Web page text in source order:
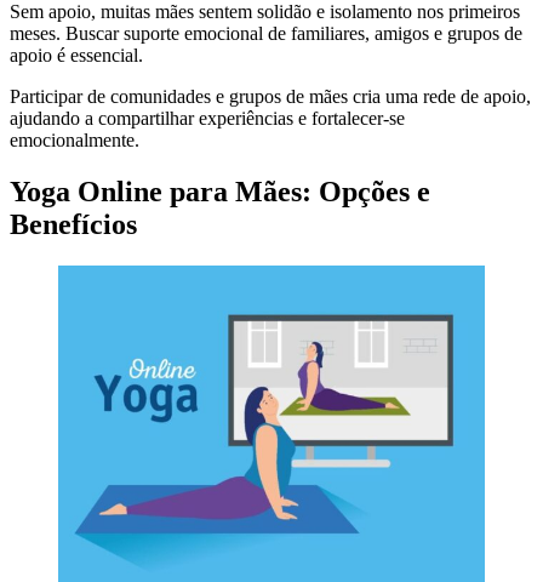
Sem apoio, muitas mães sentem solidão e isolamento nos primeiros
meses. Buscar suporte emocional de familiares, amigos e grupos de
apoio é essencial.
Participar de comunidades e grupos de mães cria uma rede de apoio,
ajudando a compartilhar experiências e fortalecer-se
emocionalmente.
Yoga Online para Mães: Opções e
Benefícios